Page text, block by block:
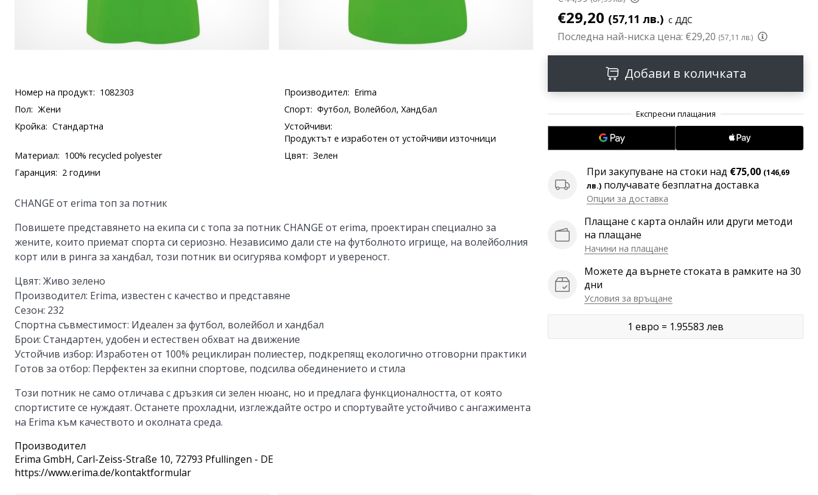
€29,20 (57,11 лв.) с ДДС
Последна най-ниска цена: €29,20 (57,11 лв.)
Добави в количката
При закупуване на стоки над €75,00 (146,69
лв.) получавате безплатна доставка
Опции за доставка
Плащане с карта онлайн или други методи
на плащане
Начини на плащане
Можете да върнете стоката в рамките на 30
дни
Условия за връщане
1 евро = 1.95583 лев
Номер на продукт: 1082303 Производител: Erima
Пол: Жени Спорт: Футбол, Волейбол, Хандбал
Кройка: Стандартна
Устойчиви:
Продуктът е изработен от устойчиви източници
Материал: 100% recycled polyester Цвят: Зелен
Гаранция: 2 години
CHANGE от erima топ за потник
Повишете представянето на екипа си с топа за потник CHANGE от erima, проектиран специално за
жените, които приемат спорта си сериозно. Независимо дали сте на футболното игрище, на волейболния
корт или в ринга за хандбал, този потник ви осигурява комфорт и увереност.
Цвят: Живо зелено
Производител: Erima, известен с качество и представяне
Сезон: 232
Спортна съвместимост: Идеален за футбол, волейбол и хандбал
Брои: Стандартен, удобен и естествен обхват на движение
Устойчив избор: Изработен от 100% рециклиран полиестер, подкрепящ екологично отговорни практики
Готов за отбор: Перфектен за екипни спортове, подсилва обединението и стила
Този потник не само отличава с дръзкия си зелен нюанс, но и предлага функционалността, от която
спортистите се нуждаят. Останете прохладни, изглеждайте остро и спортувайте устойчиво с ангажимента
на Erima към качеството и околната среда.
Производител
Erima GmbH, Carl-Zeiss-Straße 10, 72793 Pfullingen - DE
https://www.erima.de/kontaktformular